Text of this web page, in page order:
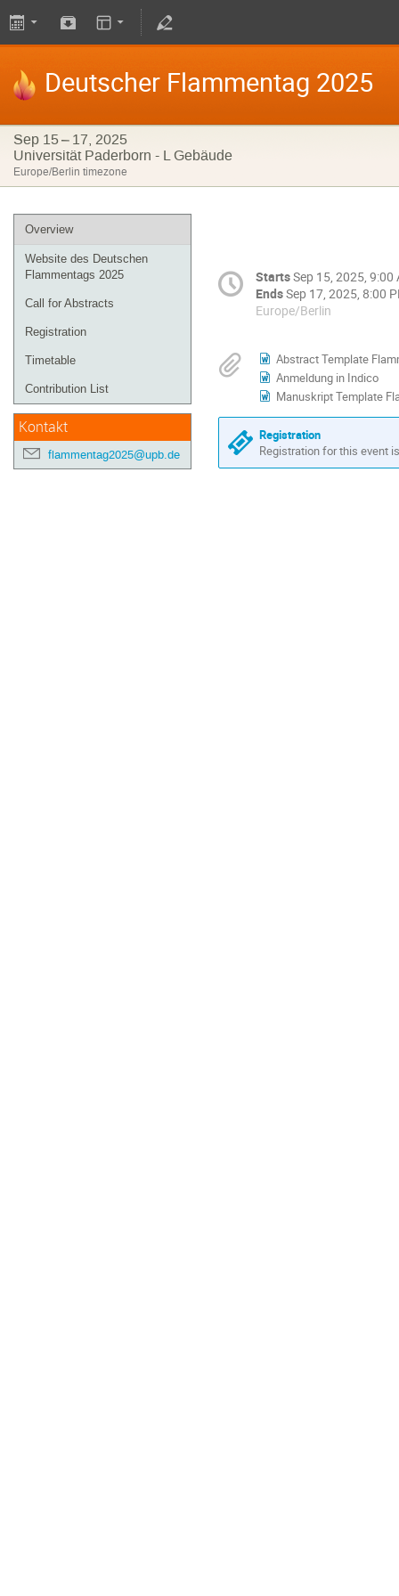
Deutscher Flammentag 2025
Sep 15 – 17, 2025
Universität Paderborn - L Gebäude
Europe/Berlin timezone
Overview
Website des Deutschen
Flammentags 2025
Call for Abstracts
Registration
Timetable
Contribution List
Kontakt
flammentag2025@upb.de
StartsSep 15, 2025, 9:00
EndsSep 17, 2025, 8:00
Europe/Berlin
Abstract Template
Anmeldung in Indico
Manuskript Template
Registration
Registration for this event